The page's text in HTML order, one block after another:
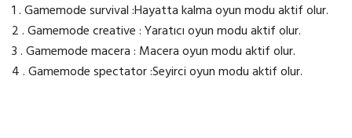
1 . Gamemode survival :Hayatta kalma oyun modu aktif olur.
2 . Gamemode creative : Yaratıcı oyun modu aktif olur.
3 . Gamemode macera : Macera oyun modu aktif olur.
4 . Gamemode spectator :Seyirci oyun modu aktif olur.